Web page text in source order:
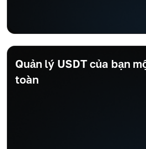
Quản lý USDT của bạn
toàn